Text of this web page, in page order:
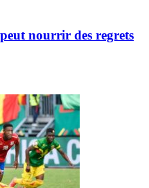
nourrir des regrets